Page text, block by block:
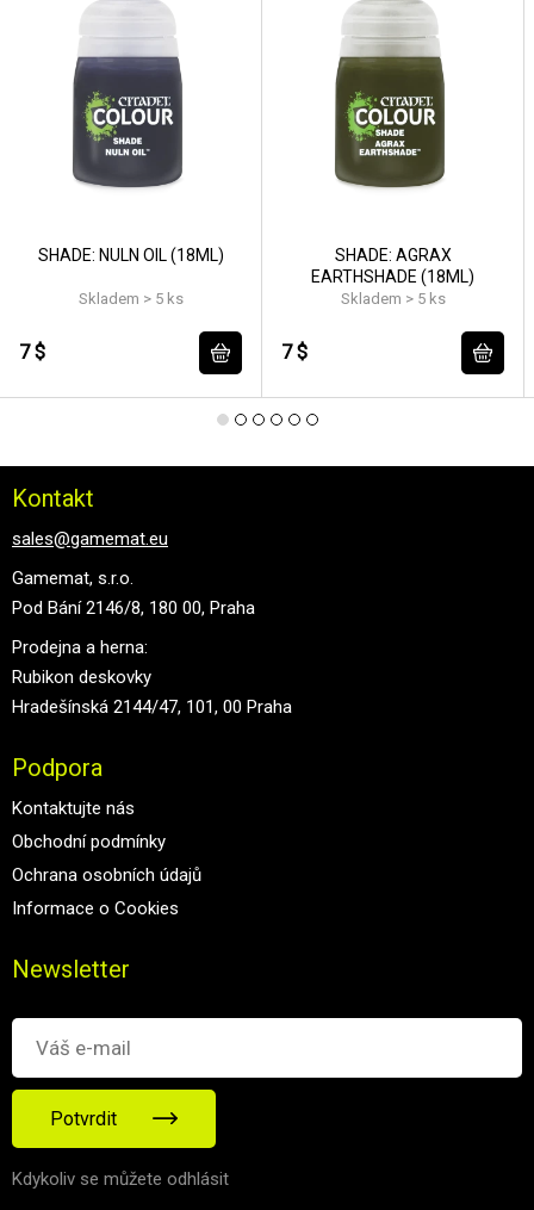
SHADE: NULN OIL (18ML)
Skladem > 5 ks
7 $
SHADE: AGRAX
EARTHSHADE (18ML)
Skladem > 5 ks
7 $
Kontakt
sales@gamemat.eu
Gamemat, s.r.o.
Pod Bání 2146/8, 180 00, Praha
Prodejna a herna:
Rubikon deskovky
Hradešínská 2144/47, 101, 00 Praha
Podpora
Kontaktujte nás
Obchodní podmínky
Ochrana osobních údajů
Informace o Cookies
Newsletter
Potvrdit
Kdykoliv se můžete odhlásit